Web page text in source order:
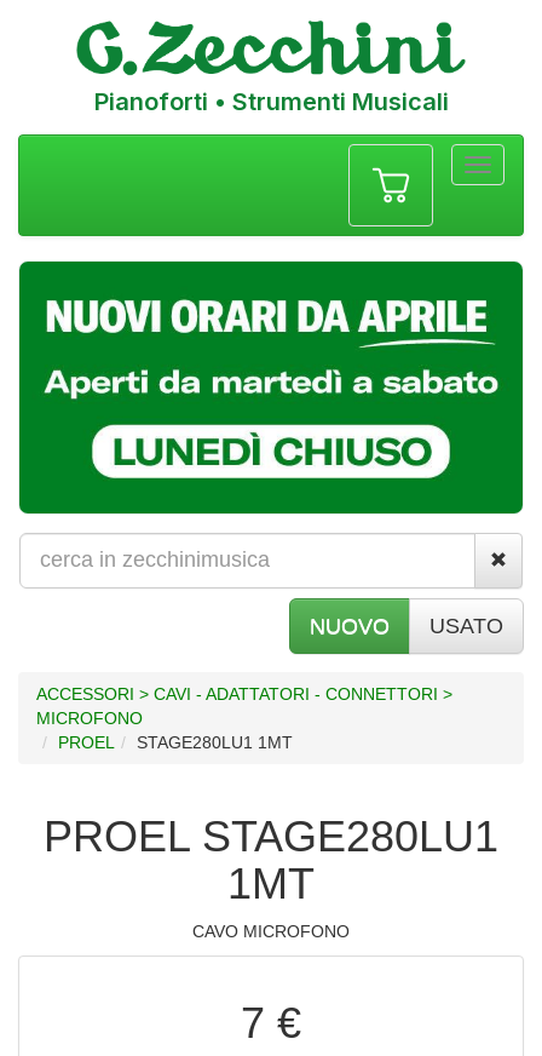
Pianoforti • Strumenti Musicali
NUOVO USATO
ACCESSORI > CAVI - ADATTATORI - CONNETTORI >
MICROFONO
PROEL
STAGE280LU1 1MT
PROEL STAGE280LU1
1MT
CAVO MICROFONO
7 €